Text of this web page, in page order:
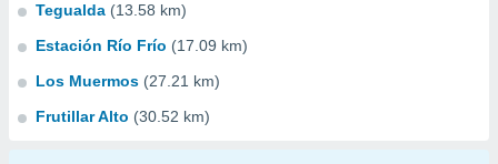
Tegualda (13.58 km)
Estación Río Frío (17.09 km)
Los Muermos (27.21 km)
Frutillar Alto (30.52 km)